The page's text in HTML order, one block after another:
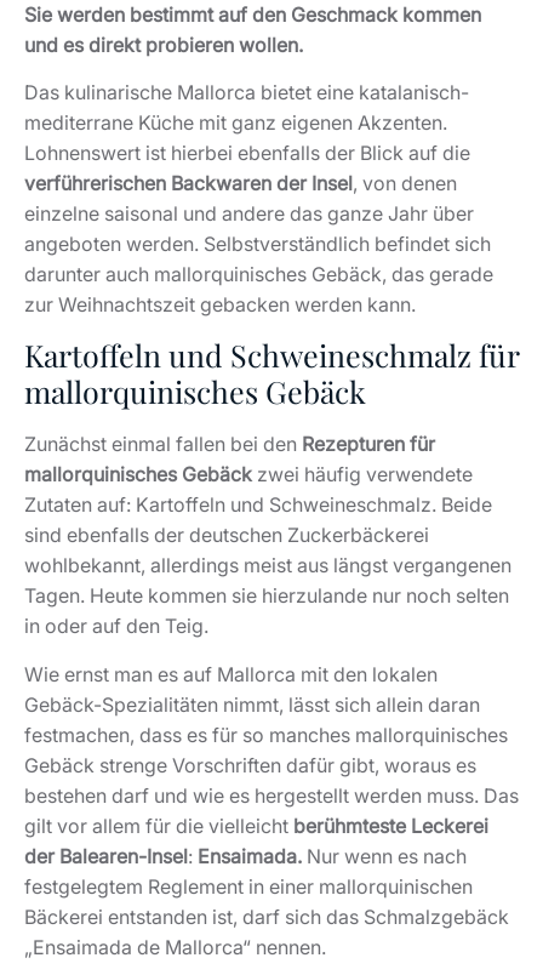
Sie werden bestimmt auf den Geschmack kommen
und es direkt probieren wollen.
Das kulinarische Mallorca bietet eine katalanisch-
mediterrane Küche mit ganz eigenen Akzenten.
Lohnenswert ist hierbei ebenfalls der Blick auf die
verführerischen Backwaren der Insel, von denen
einzelne saisonal und andere das ganze Jahr über
angeboten werden. Selbstverständlich befindet sich
darunter auch mallorquinisches Gebäck, das gerade
zur Weihnachtszeit gebacken werden kann.
Kartoffeln und Schweineschmalz für
mallorquinisches Gebäck
Zunächst einmal fallen bei den Rezepturen für
mallorquinisches Gebäckzwei häufig verwendete
Zutaten auf: Kartoffeln und Schweineschmalz. Beide
sind ebenfalls der deutschen Zuckerbäckerei
wohlbekannt, allerdings meist aus längst vergangenen
Tagen. Heute kommen sie hierzulande nur noch selten
in oder auf den Teig.
Wie ernst man es auf Mallorca mit den lokalen
Gebäck-Spezialitäten nimmt, lässt sich allein daran
festmachen, dass es für so manches mallorquinisches
Gebäck strenge Vorschriften dafür gibt, woraus es
bestehen darf und wie es hergestellt werden muss. Das
gilt vor allem für die vielleicht berühmteste Leckerei
der Balearen-Insel: Ensaimada. Nur wenn es nach
festgelegtem Reglement in einer mallorquinischen
Bäckerei entstanden ist, darf sich das Schmalzgebäck
„Ensaimada de Mallorca“ nennen.